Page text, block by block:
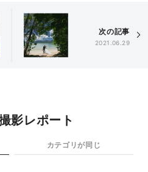
次の記事
2021.06.29
影レポート
カテゴリが同じ